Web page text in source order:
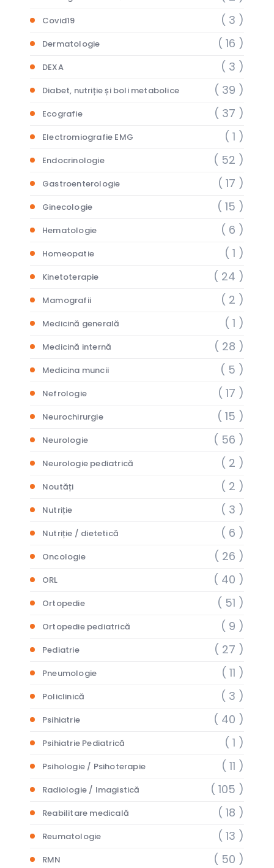
Covid19 ( 3 )
Dermatologie ( 16 )
DEXA ( 3 )
Diabet, nutriție și boli metabolice ( 39 )
Ecografie ( 37 )
Electromiografie EMG ( 1 )
Endocrinologie ( 52 )
Gastroenterologie ( 17 )
Ginecologie ( 15 )
Hematologie ( 6 )
Homeopatie ( 1 )
Kinetoterapie ( 24 )
Mamografii ( 2 )
Medicină generală ( 1 )
Medicină internă ( 28 )
Medicina muncii ( 5 )
Nefrologie ( 17 )
Neurochirurgie ( 15 )
Neurologie ( 56 )
Neurologie pediatrică ( 2 )
Noutăți ( 2 )
Nutriție ( 3 )
Nutriție / dietetică ( 6 )
Oncologie ( 26 )
ORL ( 40 )
Ortopedie ( 51 )
Ortopedie pediatrică ( 9 )
Pediatrie ( 27 )
Pneumologie ( 11 )
Policlinică ( 3 )
Psihiatrie ( 40 )
Psihiatrie Pediatrică ( 1 )
Psihologie / Psihoterapie ( 11 )
Radiologie / Imagistică ( 105 )
Reabilitare medicală ( 18 )
Reumatologie ( 13 )
RMN ( 50 )